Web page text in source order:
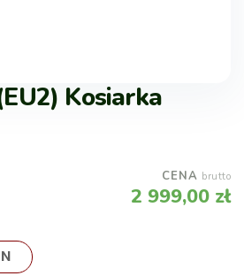
Kosiarka
CENA brutto
2 999,00 zł